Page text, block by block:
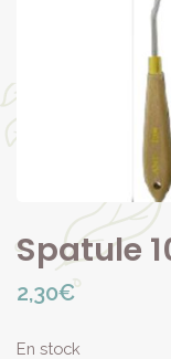
Spatule
2,30€
En stock